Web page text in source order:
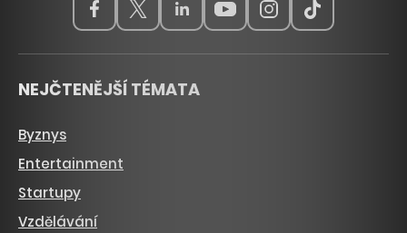
NEJČTENĚJŠÍ TÉMATA
Byznys
Entertainment
Startupy
Vzdělávání